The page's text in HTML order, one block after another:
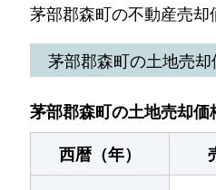
茅部郡森町の不動産売却
茅部郡森町の土地売
茅部郡森町の土地売却価
西暦（年）